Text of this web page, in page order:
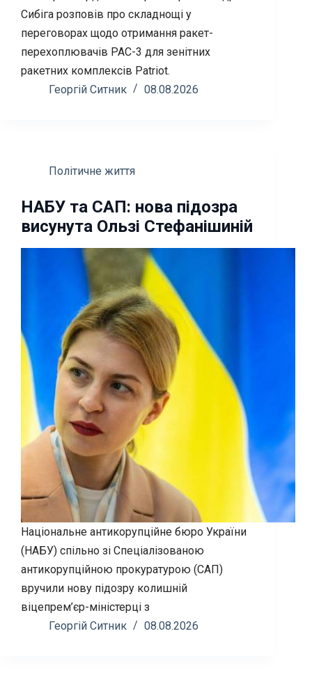
Сибіга розповів про складнощі у
переговорах щодо отримання ракет-
перехоплювачів PAC-3 для зенітних
ракетних комплексів Patriot.
Георгій Ситник
08.08.2026
Політичне життя
НАБУ та САП: нова підозра
висунута Ользі Стефанішиній
Національне антикорупційне бюро України
(НАБУ) спільно зі Спеціалізованою
антикорупційною прокуратурою (САП)
вручили нову підозру колишній
віцепрем’єр-міністерці з
Георгій Ситник
08.08.2026